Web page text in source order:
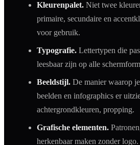
Kleurenpalet. Niet twee
primaire, secundaire en
voor gebruik.
Typografie. Lettertypen die
leesbaar zijn op alle
Beeldstijl. De manier waarop
beelden en infographics er
achtergrondkleuren, propping.
Grafische elementen.
herkenbaar maken zonder logo.